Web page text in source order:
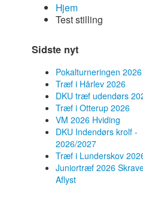
Hjem
Test stilling
Sidste nyt
Pokalturneringen 2026
Træf i Hårlev 2026
DKU træf udendørs
Træf i Otterup 2026
VM 2026 Hviding
DKU Indendørs krolf -
2026/2027
Træf i Lunderskov
Juniortræf 2026
Aflyst